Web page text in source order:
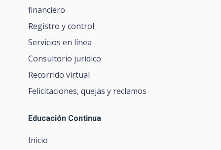
financiero
Registro y control
Servicios en línea
Consultorio jurídico
Recorrido virtual
Felicitaciones, quejas y reclamos
Educación Continua
Inicio